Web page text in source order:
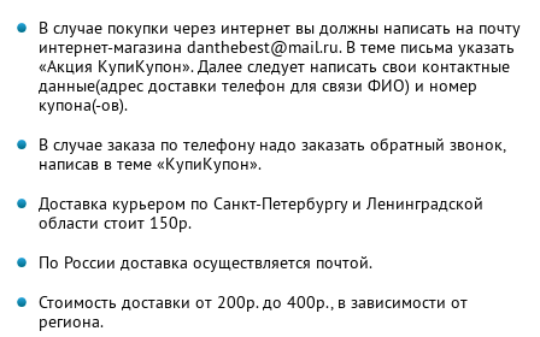
В случае покупки через интернет вы должны написать на почту
интернет-магазина danthebest@mail.ru. В теме письма указать
«Акция КупиКупон». Далее следует написать свои контактные
данные(адрес доставки телефон для связи ФИО) и номер
купона(-ов).
В случае заказа по телефону надо заказать обратный звонок,
написав в теме «КупиКупон».
Доставка курьером по Санкт-Петербургу и Ленинградской
области стоит 150р.
По России доставка осуществляется почтой.
Стоимость доставки от 200р. до 400р., в зависимости от
региона.